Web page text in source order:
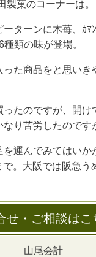
製菓のコーナーは。
ターンに木苺、ｶﾏ
類の味が登場。
た商品をと思い
ったのですが、開け
り苦労したのです
運んでみてはいか
で。大阪では阪急う
せ・ご相談はこ
山尾会計